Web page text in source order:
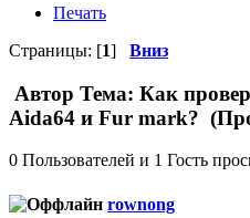
Печать
Страницы: [1] Вниз
Автор Тема: Как
Aida64 и Fur mark?
0 Пользователей и 1 Гость
rownong